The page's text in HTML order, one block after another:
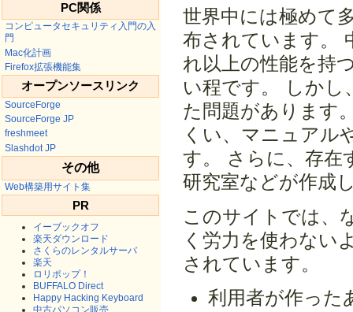
PC関係
コンピュータセキュリティ入門の入
門
Mac化計画
Firefox拡張機能集
オープンソースリンク
SourceForge
SourceForge JP
freshmeet
Slashdot JP
その他
Web構築用サイト集
PR
イーブックオフ
楽天ダウンロード
さくらのレンタルサーバ
楽天
ロリポップ！
BUFFALO Direct
Happy Hacking Keyboard
中古パソコン販売
世界中には極めて
布されています。
れ以上の性能を持
い程です。 しかし
た問題があります
くい、マニュアル
す。 さらに、存在
研究室などが作成
このサイトでは、
く労力を使わない
されています。
利用者が作った